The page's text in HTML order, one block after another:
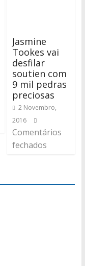
Jasmine
Tookes vai
desfilar
soutien com
9 mil pedras
preciosas
2 Novembro,
2016
Comentários
fechados